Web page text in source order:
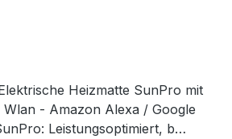
Heizmatte SunPro mit
- Amazon Alexa / Google
Leistungsoptimiert, b…